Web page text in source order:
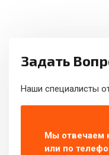
Задать
Наши специалисты
Мы отвечаем
или по